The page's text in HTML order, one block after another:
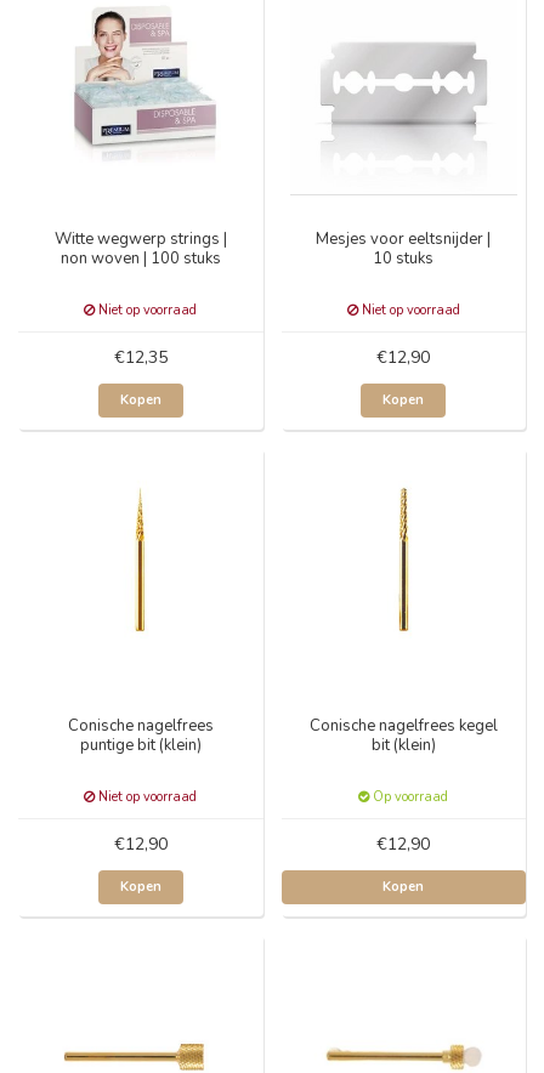
Witte wegwerp strings |
non woven | 100 stuks
Niet op voorraad
€12,35
Kopen
Mesjes voor eeltsnijder |
10 stuks
Niet op voorraad
€12,90
Kopen
Conische nagelfrees
puntige bit (klein)
Niet op voorraad
€12,90
Kopen
Conische nagelfrees kegel
bit (klein)
Op voorraad
€12,90
Kopen